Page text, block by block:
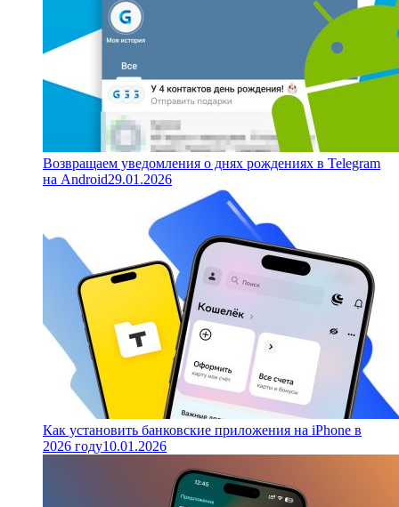
Возвращаем уведомления о днях рождениях в Telegram
на Android29.01.2026
Как установить банковские приложения на iPhone в
2026 году10.01.2026